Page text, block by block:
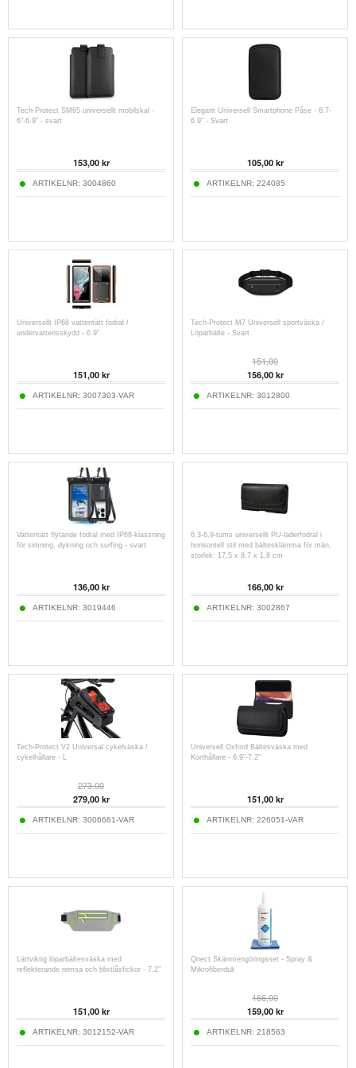
Tech-Protect SM65 universellt mobilskal -
6"-6.9" - svart
153,00kr
ARTIKELNR: 3004860
Elegant Universell Smartphone Påse - 6.7-
6.9" - Svart
105,00kr
ARTIKELNR: 224085
Universellt IP68 vattentätt fodral /
undervattensskydd - 6.9"
151,00kr
ARTIKELNR: 3007303-VAR
Tech-Protect M7 Universell sportväska /
Löparbälte - Svart
151,00
156,00kr
ARTIKELNR: 3012800
Vattentätt flytande fodral med IP68-klassning
för simning, dykning och surfing - svart
136,00kr
ARTIKELNR: 3019446
6,3-6,9-tums universellt PU-läderfodral i
horisontell stil med bältesklämma för män,
storlek: 17,5 x 8,7 x 1,8 cm
166,00kr
ARTIKELNR: 3002867
Tech-Protect V2 Universal cykelväska /
cykelhållare - L
273,00
279,00kr
ARTIKELNR: 3006661-VAR
Universell Oxford Bältesväska med
Korthållare - 6.9"-7.2"
151,00kr
ARTIKELNR: 226051-VAR
Lättviktig löparbältesväska med
reflekterande remsa och blixtlåsfickor - 7.2"
151,00kr
ARTIKELNR: 3012152-VAR
Qnect Skärmrengöringsset - Spray &
Mikrofiberduk
166,00
159,00kr
ARTIKELNR: 218563